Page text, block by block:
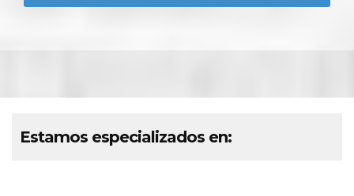
Estamos especializados en: